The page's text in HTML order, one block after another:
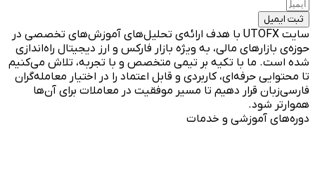
ثبت ایمیل
سایت UTOFX با هدف ارائه‌ی تحلیل‌های آموزش‌های تخصصی در
حوزه‌ی بازارهای مالی، به ویژه بازار فارکس و ارز دیجیتال راه‌اندازی
شده است. ما با تکیه بر تیمی متخصص و با تجربه، تلاش می‌کنیم
تا محتوایی حرفه‌ای، کاربردی و قابل اعتماد را در اختیار معامله‌گران
فارسی‌زبان قرار دهیم تا مسیر موفقیت در معاملات برای آن‌ها
هموارتر شود.
دوره‌های آموزشی و خدمات